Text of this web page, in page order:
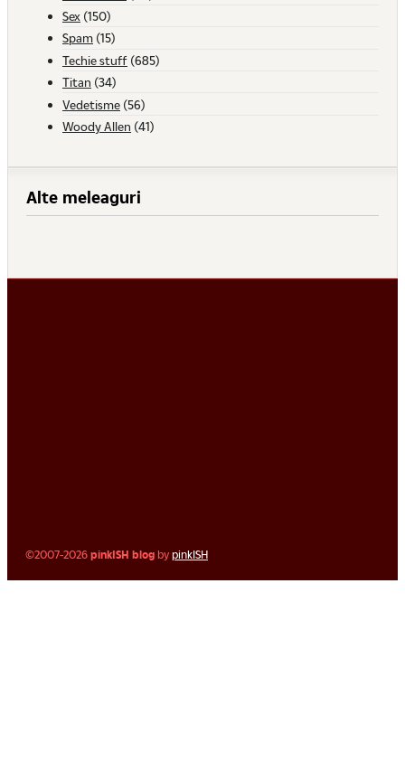
Sex (150)
Spam (15)
Techie stuff (685)
Titan (34)
Vedetisme (56)
Woody Allen (41)
Alte meleaguri
©2007-2026pinkISH blog bypinkISH